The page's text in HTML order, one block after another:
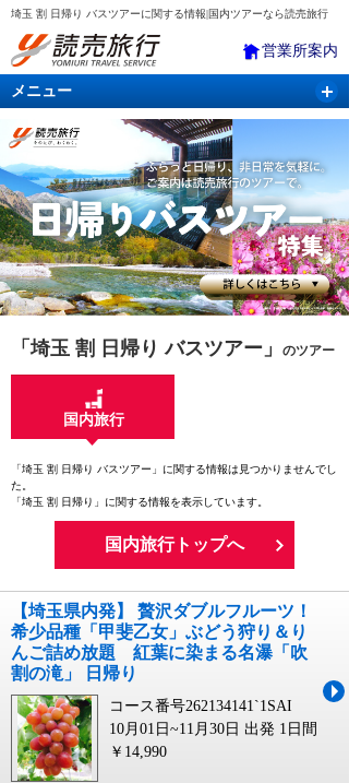
埼玉 割 日帰り バスツアーに関する情報|国内ツアーなら読売旅行
営業所案内
メニュー
国内旅行 バスツアー 海外旅行 クルーズ
航空・ＪＲ＋宿泊 航空券＆ホテル
「埼玉 割 日帰り バスツアー」 のツアー
国内旅行
「埼玉 割 日帰り バスツアー」に関する情報は見つかりませんでし
た。
「埼玉 割 日帰り」に関する情報を表示しています。
国内旅行トップへ
【埼玉県内発】 贅沢ダブルフルーツ！
希少品種「甲斐乙女」ぶどう狩り＆り
んご詰め放題 紅葉に染まる名瀑「吹
割の滝」 日帰り
コース番号262134141`1SAI
10月01日~11月30日 出発 1日間
￥14,990